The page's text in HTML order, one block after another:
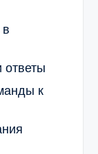
ответы
к